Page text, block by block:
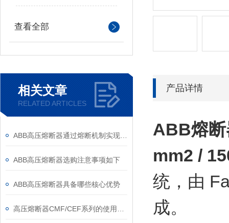
查看全部
相关文章
RELATED ARTICLES
ABB高压熔断器选购注意事项如下
ABB高压熔断器具备哪些核心优势
产品详情
ABB熔
mm2 /
统，由
成。